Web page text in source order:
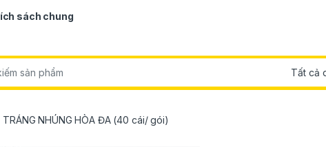
sách chung
TRÁNG NHÚNG HÒA ĐA (40 cái/ gói)